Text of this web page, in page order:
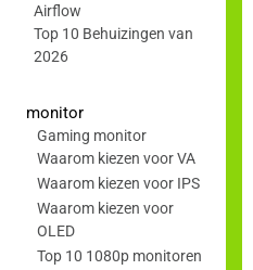
Airflow
Top 10 Behuizingen van
2026
monitor
Gaming monitor
Waarom kiezen voor VA
Waarom kiezen voor IPS
Waarom kiezen voor
OLED
Top 10 1080p monitoren